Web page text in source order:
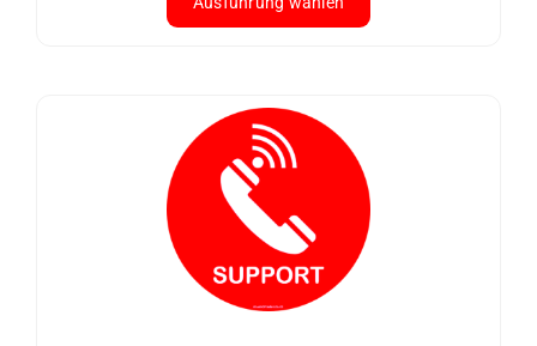
mehrere
Varianten
auf.
Die
Optionen
können